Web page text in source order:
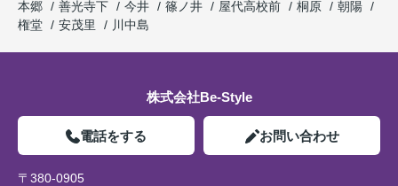
本郷
善光寺下 今井 篠ノ井 屋代高校前 桐原
朝陽
権堂
安茂里 川中島
株式会社Be-Style
電話をする お問い合わせ
〒380-0905